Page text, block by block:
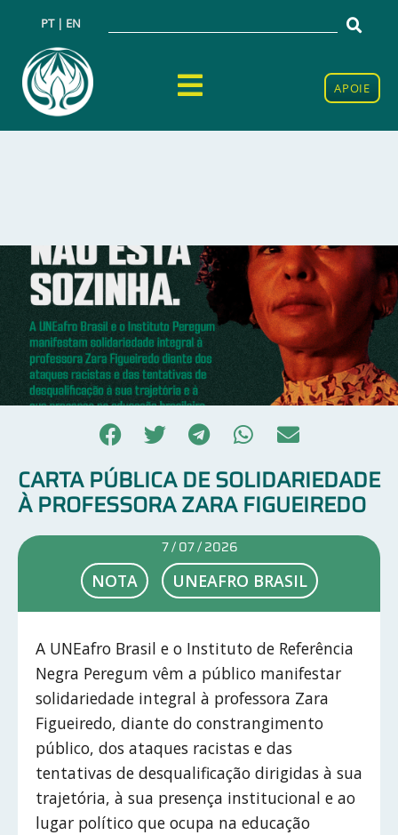
PT | EN
APOIE
CARTA PÚBLICA DE SOLIDARIEDADE
À PROFESSORA ZARA FIGUEIREDO
7 / 07 / 2026
NOTA UNEAFRO BRASIL
A UNEafro Brasil e o Instituto de Referência
Negra Peregum vêm a público manifestar
solidariedade integral à professora Zara
Figueiredo, diante do constrangimento
público, dos ataques racistas e das
tentativas de desqualificação dirigidas à sua
trajetória, à sua presença institucional e ao
lugar político que ocupa na educação